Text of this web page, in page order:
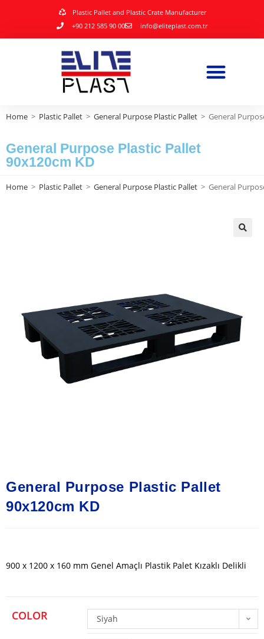
Plastic Pallet and Plastic Crate Manufacturer
+90 212 585 90 00
info@eliteplast.com.tr
Home > Plastic Pallet > General Purpose Plastic Pallet > General
General Purpose Plastic Pallet
90x120cm KD
Home > Plastic Pallet > General Purpose Plastic Pallet > General
General Purpose Plastic Pallet
90x120cm KD
900 x 1200 x 160 mm Genel Amaçlı Plastik Palet Kızaklı Delikli
COLOR Siyah